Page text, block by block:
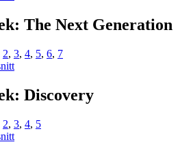
The Next Generation
2, 3, 4, 5, 6, 7
Discovery
2, 3, 4, 5